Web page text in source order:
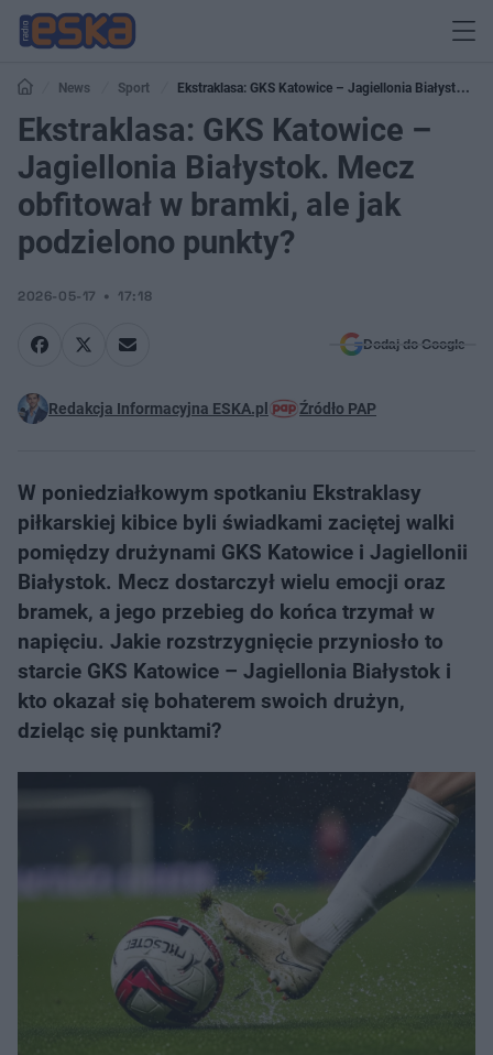
News Sport
Ekstraklasa: GKS Katowice – Jagiellonia Białystok.
Mecz obfitował w bramki, ale jak podzielono punkty?
Ekstraklasa: GKS Katowice –
Jagiellonia Białystok. Mecz
obfitował w bramki, ale jak
podzielono punkty?
2026-05-17 17:18
Dodaj do Google
Redakcja Informacyjna ESKA.pl Źródło PAP
W poniedziałkowym spotkaniu Ekstraklasy
piłkarskiej kibice byli świadkami zaciętej walki
pomiędzy drużynami GKS Katowice i Jagiellonii
Białystok. Mecz dostarczył wielu emocji oraz
bramek, a jego przebieg do końca trzymał w
napięciu. Jakie rozstrzygnięcie przyniosło to
starcie GKS Katowice – Jagiellonia Białystok i
kto okazał się bohaterem swoich drużyn,
dzieląc się punktami?